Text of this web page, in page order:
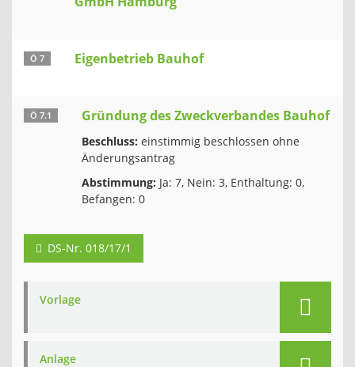
Ö 7 Eigenbetrieb Bauhof
Ö 7.1 Gründung des Zweckverbandes Bauhof
Beschluss: einstimmig beschlossen ohne
Änderungsantrag
Abstimmung: Ja: 7, Nein: 3, Enthaltung: 0,
Befangen: 0
DS-Nr. 018/17/1
Vorlage
Anlage